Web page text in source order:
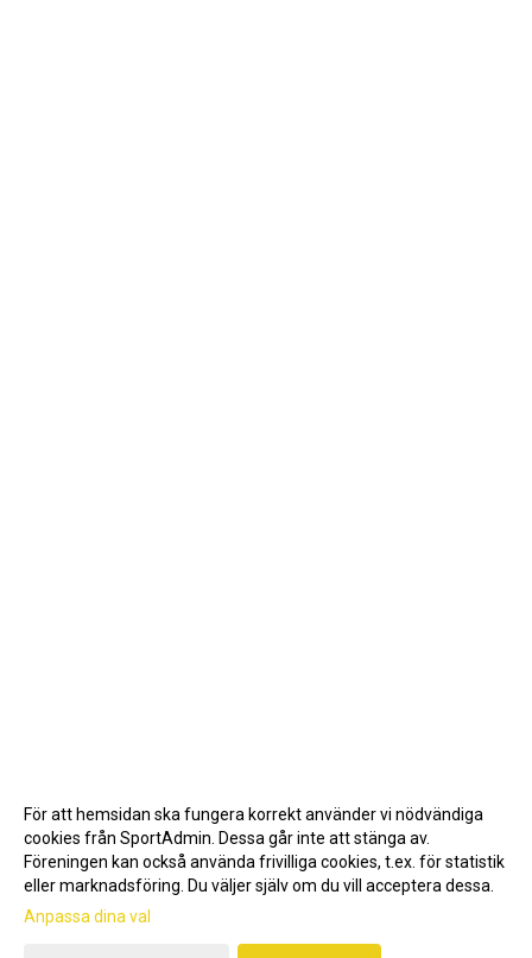
Gå till Webbversion
För att hemsidan ska fungera korrekt använder vi nödvändiga
cookies från SportAdmin. Dessa går inte att stänga av.
Föreningen kan också använda frivilliga cookies, t.ex. för statistik
eller marknadsföring. Du väljer själv om du vill acceptera dessa.
Anpassa dina val